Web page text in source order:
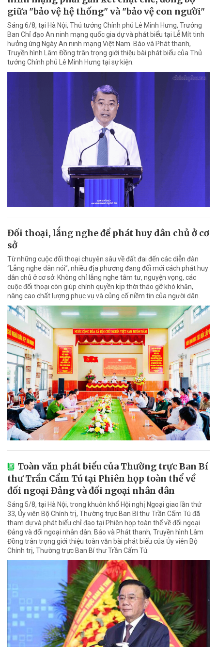
giữa "bảo vệ hệ thống" và "bảo vệ con người"
Sáng 6/8, tại Hà Nội, Thủ tướng Chính phủ Lê Minh Hưng, Trưởng
Ban Chỉ đạo An ninh mạng quốc gia dự và phát biểu tại Lễ Mít tinh
hưởng ứng Ngày An ninh mạng Việt Nam. Báo và Phát thanh,
Truyền hình Lâm Đồng trân trọng giới thiệu bài phát biểu của Thủ
tướng Chính phủ Lê Minh Hưng tại sự kiện.
Đối thoại, lắng nghe để phát huy dân chủ ở cơ
sở
Từ những cuộc đối thoại chuyên sâu về đất đai đến các diễn đàn
“Lắng nghe dân nói”, nhiều địa phương đang đổi mới cách phát huy
dân chủ ở cơ sở. Không chỉ lắng nghe tâm tư, nguyện vọng, các
cuộc đối thoại còn giúp chính quyền kịp thời tháo gỡ khó khăn,
nâng cao chất lượng phục vụ và củng cố niềm tin của người dân.
Toàn văn phát biểu của Thường trực Ban Bí
thư Trần Cẩm Tú tại Phiên họp toàn thể về
đối ngoại Đảng và đối ngoại nhân dân
Sáng 5/8, tại Hà Nội, trong khuôn khổ Hội nghị Ngoại giao lần thứ
33, Ủy viên Bộ Chính trị, Thường trực Ban Bí thư Trần Cẩm Tú đã
tham dự và phát biểu chỉ đạo tại Phiên họp toàn thể về đối ngoại
Đảng và đối ngoại nhân dân. Báo và Phát thanh, Truyền hình Lâm
Đồng trân trọng giới thiệu toàn văn bài phát biểu của Ủy viên Bộ
Chính trị, Thường trực Ban Bí thư Trần Cẩm Tú.